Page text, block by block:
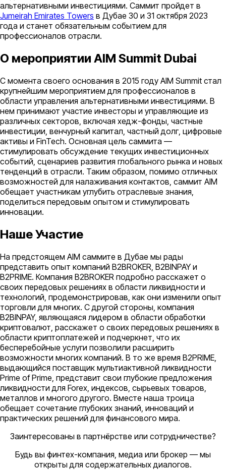
альтернативными инвестициями. Саммит пройдет в
Jumeirah Emirates Towers в Дубае 30 и 31 октября 2023
года и станет обязательным событием для
профессионалов отрасли.
О мероприятии AIM Summit Dubai
С момента своего основания в 2015 году AIM Summit стал
крупнейшим мероприятием для профессионалов в
области управления альтернативными инвестициями. В
нем принимают участие инвесторы и управляющие из
различных секторов, включая хедж-фонды, частные
инвестиции, венчурный капитал, частный долг, цифровые
активы и FinTech. Основная цель саммита —
стимулировать обсуждение текущих инвестиционных
событий, сценариев развития глобального рынка и новых
тенденций в отрасли. Таким образом, помимо отличных
возможностей для налаживания контактов, саммит AIM
обещает участникам углубить отраслевые знания,
поделиться передовым опытом и стимулировать
инновации.
Наше Участие
На предстоящем AIM саммите в Дубае мы рады
представить опыт компаний B2BROKER, B2BINPAY и
B2PRIME. Компания B2BROKER подробно расскажет о
своих передовых решениях в области ликвидности и
технологий, продемонстрировав, как они изменили опыт
торговли для многих. С другой стороны, компания
B2BINPAY, являющаяся лидером в области обработки
криптовалют, расскажет о своих передовых решениях в
области криптоплатежей и подчеркнет, что их
бесперебойные услуги позволили расширить
возможности многих компаний. В то же время B2PRIME,
выдающийся поставщик мультиактивной ликвидности
Prime of Prime, представит свои глубокие предложения
ликвидности для Forex, индексов, сырьевых товаров,
металлов и многого другого. Вместе наша троица
обещает сочетание глубоких знаний, инноваций и
практических решений для финансового мира.
Заинтересованы в партнёрстве или сотрудничестве?
Будь вы финтех-компания, медиа или брокер — мы
открыты для содержательных диалогов.